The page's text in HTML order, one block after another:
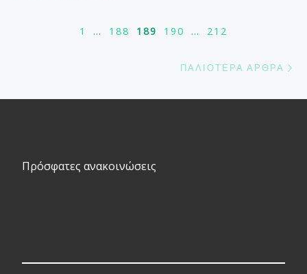
1 … 188 189 190 … 212
ΠΑΛΙΌΤΕΡΑ ΆΡΘΡΑ
Πρόσφατες ανακοινώσεις